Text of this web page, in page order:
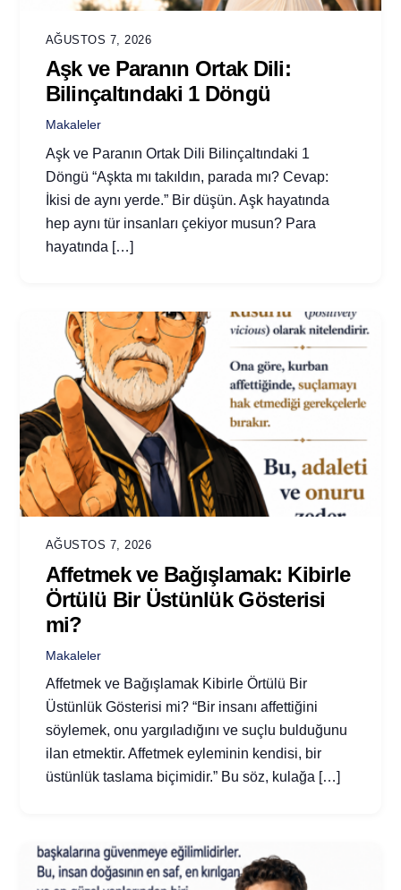
AĞUSTOS 7, 2026
Aşk ve Paranın Ortak Dili:
Bilinçaltındaki 1 Döngü
Makaleler
Aşk ve Paranın Ortak Dili Bilinçaltındaki 1
Döngü “Aşkta mı takıldın, parada mı? Cevap:
İkisi de aynı yerde.” Bir düşün. Aşk hayatında
hep aynı tür insanları çekiyor musun? Para
hayatında […]
AĞUSTOS 7, 2026
Affetmek ve Bağışlamak: Kibirle
Örtülü Bir Üstünlük Gösterisi
mi?
Makaleler
Affetmek ve Bağışlamak Kibirle Örtülü Bir
Üstünlük Gösterisi mi? “Bir insanı affettiğini
söylemek, onu yargıladığını ve suçlu bulduğunu
ilan etmektir. Affetmek eyleminin kendisi, bir
üstünlük taslama biçimidir.” Bu söz, kulağa […]